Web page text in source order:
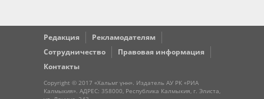
Редакция
Рекламодателям
Сотрудничество
Правовая информация
Контакты
Copyright © 2017 «Хальмг үнн». Издатель АУ РК «РИА
Калмыкия». АДРЕС: 358000, Республика Калмыкия, г. Элиста,